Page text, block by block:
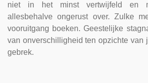
niet in het minst vertwijfeld en
allesbehalve ongerust over. Zulke
vooruitgang boeken. Geestelijke
van onverschilligheid ten opzichte van
gebrek.